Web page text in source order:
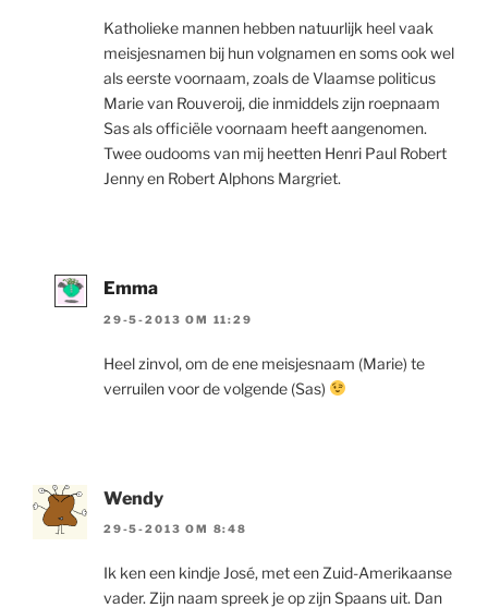
Katholieke mannen hebben natuurlijk heel vaak
meisjesnamen bij hun volgnamen en soms ook wel
als eerste voornaam, zoals de Vlaamse politicus
Marie van Rouveroij, die inmiddels zijn roepnaam
Sas als officiële voornaam heeft aangenomen.
Twee oudooms van mij heetten Henri Paul Robert
Jenny en Robert Alphons Margriet.
Emma
29-5-2013 OM 11:29
Heel zinvol, om de ene meisjesnaam (Marie) te
verruilen voor de volgende (Sas)
Wendy
29-5-2013 OM 8:48
Ik ken een kindje José, met een Zuid-Amerikaanse
vader. Zijn naam spreek je op zijn Spaans uit. Dan